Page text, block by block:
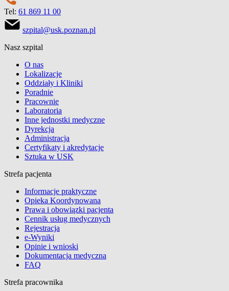
Tel: 61 869 11 00
szpital@usk.poznan.pl
Nasz szpital
O nas
Lokalizacje
Oddziały i Kliniki
Poradnie
Pracownie
Laboratoria
Inne jednostki medyczne
Dyrekcja
Administracja
Certyfikaty i akredytacje
Sztuka w USK
Strefa pacjenta
Informacje praktyczne
Opieka Koordynowana
Prawa i obowiązki pacjenta
Cennik usług medycznych
Rejestracja
e-Wyniki
Opinie i wnioski
Dokumentacja medyczna
FAQ
Strefa pracownika